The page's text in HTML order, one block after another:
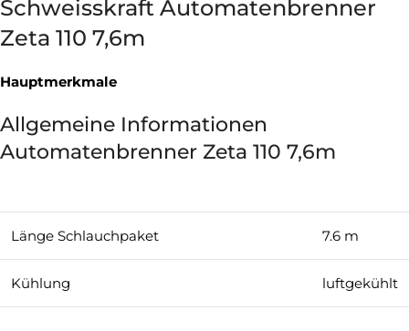
Schweisskraft Automatenbrenner
Zeta 110 7,6m
Hauptmerkmale
Allgemeine Informationen
Automatenbrenner Zeta 110 7,6m
Länge Schlauchpaket 7.6 m
Kühlung luftgekühlt